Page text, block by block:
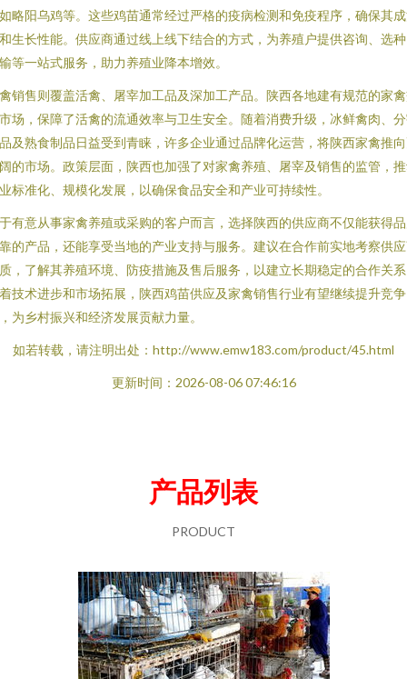
略阳乌鸡等。这些鸡苗通常经过严格的疫病检测和免疫程序，确保其
生长性能。供应商通过线上线下结合的方式，为养殖户提供咨询、选
等一站式服务，助力养殖业降本增效。
销售则覆盖活禽、屠宰加工品及深加工产品。陕西各地建有规范的家
场，保障了活禽的流通效率与卫生安全。随着消费升级，冰鲜禽肉、
及熟食制品日益受到青睐，许多企业通过品牌化运营，将陕西家禽推
的市场。政策层面，陕西也加强了对家禽养殖、屠宰及销售的监管，
标准化、规模化发展，以确保食品安全和产业可持续性。
有意从事家禽养殖或采购的客户而言，选择陕西的供应商不仅能获得
的产品，还能享受当地的产业支持与服务。建议在合作前实地考察供
，了解其养殖环境、防疫措施及售后服务，以建立长期稳定的合作关
技术进步和市场拓展，陕西鸡苗供应及家禽销售行业有望继续提升竞争
为乡村振兴和经济发展贡献力量。
如若转载，请注明出处：http://www.emw183.com/product/45.html
更新时间：2026-08-06 07:46:16
产品列表
PRODUCT